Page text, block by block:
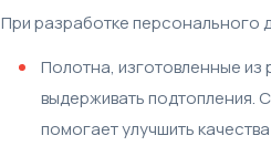
При разработке персонального
Полотна, изготовленные из
выдерживать подтопления.
помогает улучшить